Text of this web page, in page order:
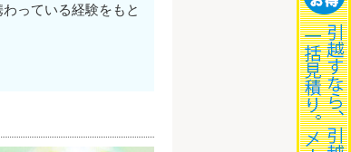
っている経験をもと